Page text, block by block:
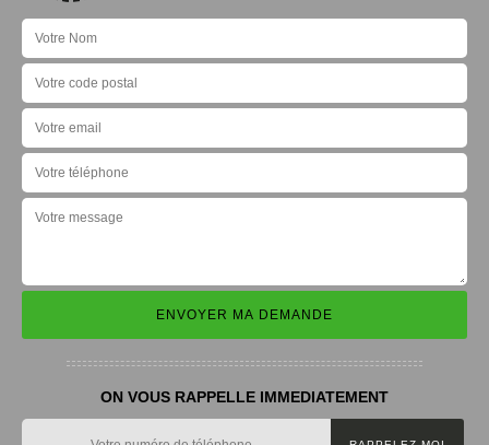
ON VOUS RAPPELLE IMMEDIATEMENT